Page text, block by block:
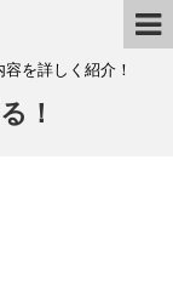
を詳しく紹介！
！